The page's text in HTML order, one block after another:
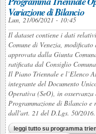
Variazione di Bilancio
Lun, 21/06/2021 - 10:45
Il dataset contiene i dati
Comune di Venezia,
approvata dalla Giunta
ratificata dal Consiglio
Il Piano Triennale e l’Elenco
integrante del Documento
Operativa (SeO), in
Programmazione di Bilancio
dall'art. 21 del D.Lgs. 50/2016.
leggi tutto su programma